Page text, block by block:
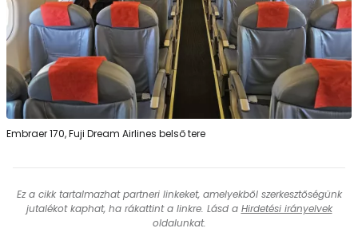
Embraer 170, Fuji Dream Airlines belső tere
Ez a cikk tartalmazhat partneri linkeket, amelyekből szerkesztőségünk
jutalékot kaphat, ha rákattint a linkre. Lásd a Hirdetési irányelvek
oldalunkat.